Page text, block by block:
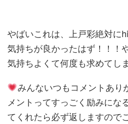
やばいこれは、上戸彩絶対に
気持ちが良かったはず！！！
気持ちよくて何度も求めてし
みんないつもコメントあり
メントってすっごく励みにな
てくれたら必ず返しますので